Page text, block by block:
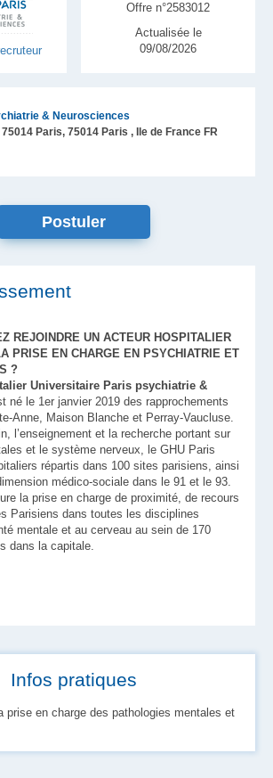
& Neurosciences
Paris, 75014 Paris , Ile de France FR
Offre n°2583012
Actualisée le
09/08/2026
Postuler
REJOINDRE UN ACTEUR HOSPITALIER
PRISE EN CHARGE EN PSYCHIATRIE ET
?
Universitaire Paris psychiatrie &
né le 1er janvier 2019 des rapprochements
Anne, Maison Blanche et Perray-Vaucluse.
l’enseignement et la recherche portant sur
et le système nerveux, le GHU Paris
répartis dans 100 sites parisiens, ainsi
médico-sociale dans le 91 et le 93.
la prise en charge de proximité, de recours
Parisiens dans toutes les disciplines
mentale et au cerveau au sein de 170
dans la capitale.
Infos pratiques
prise en charge des pathologies mentales et